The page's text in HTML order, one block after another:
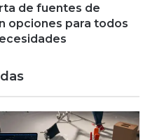
de fuentes de
opciones para todos